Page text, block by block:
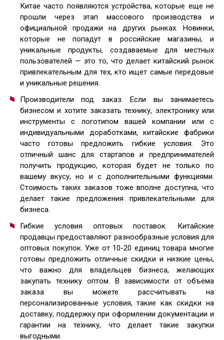
Китае часто появляются устройства, которые еще не
прошли через этап массового производства и
официальной продажи на других рынках. Новинки,
которые не попадут в российские магазины, и
уникальные продукты, создаваемые для местных
пользователей — это то, что делает китайский рынок
привлекательным для тех, кто ищет самые передовые
и уникальные решения.
Производители под заказ. Если вы занимаетесь
бизнесом и хотите заказать технику, электронику или
инструменты с логотипом вашей компании или с
индивидуальными доработками, китайские фабрики
часто готовы предложить гибкие условия. Это
отличный шанс для стартапов и предпринимателей
получить продукцию, которая будет не только по
вашему вкусу, но и с дополнительными функциями.
Стоимость таких заказов тоже вполне доступна, что
делает такие предложения привлекательными для
бизнеса.
Гибкие условия оптовых поставок. Китайские
продавцы предоставляют разнообразные условия для
оптовых покупок. Уже от 10-20 единиц товара многие
готовы предложить отличные скидки и низкие цены,
что важно для владельцев бизнеса, желающих
закупать технику оптом. В зависимости от объема
заказа вы можете рассчитывать на
персонализированные условия, такие как скидки на
доставку, поддержку при оформлении документации и
гарантии на технику, что делает такие закупки
выгодными.